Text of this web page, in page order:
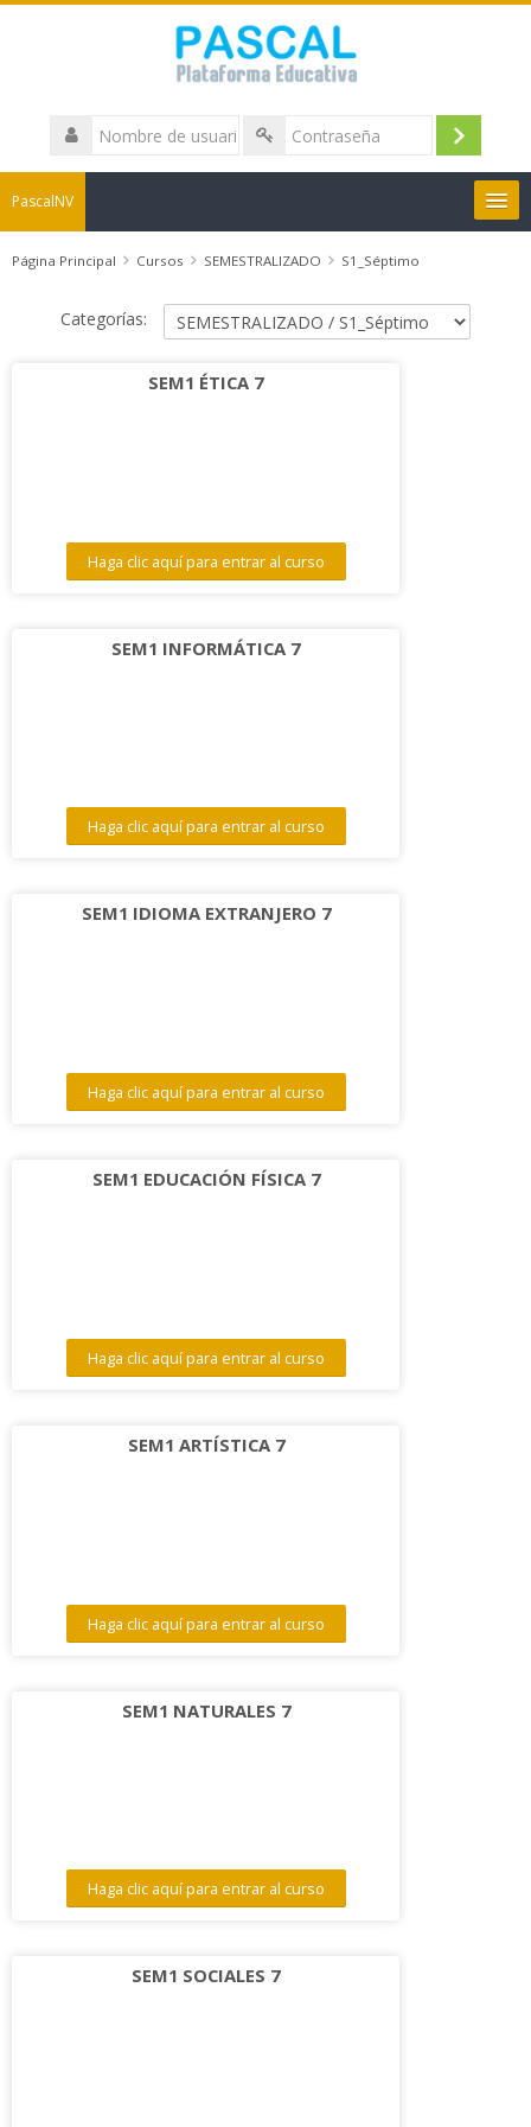
Nombre
de
usuario
Acceder
PascalNV
Boletines de Notas
Herramientas
Página Principal Cursos SEMESTRALIZADO S1_Séptimo
Categorías:
SEM1 ÉTICA 7
Haga clic aquí para entrar al curso
SEM1 INFORMÁTICA 7
Haga clic aquí para entrar al curso
SEM1 IDIOMA EXTRANJERO 7
Haga clic aquí para entrar al curso
SEM1 EDUCACIÓN FÍSICA 7
Haga clic aquí para entrar al curso
SEM1 ARTÍSTICA 7
Haga clic aquí para entrar al curso
SEM1 NATURALES 7
Haga clic aquí para entrar al curso
SEM1 SOCIALES 7